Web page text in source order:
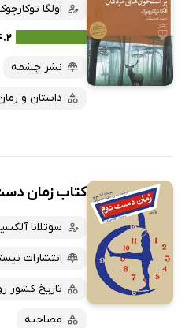
اولگا
نشر چشمه
داستان و
کتاب زمان
سوتلانا
انتشارات
تاریخ کشور
مصاحبه